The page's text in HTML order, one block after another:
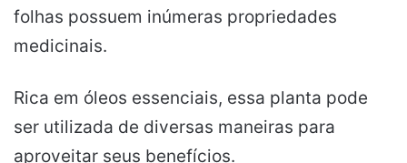
folhas possuem inúmeras propriedades
medicinais.
Rica em óleos essenciais, essa planta pode
ser utilizada de diversas maneiras para
aproveitar seus benefícios.